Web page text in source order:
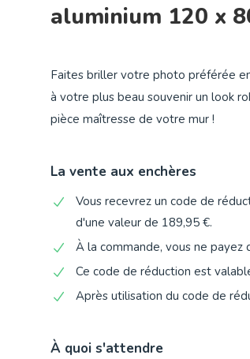
aluminium 120 x
Faites briller votre photo préférée
à votre plus beau souvenir un look
pièce maîtresse de votre mur !
La vente aux enchères
Vous recevrez un code de
d'une valeur de 189,95 €.
À la commande, vous ne payez
Ce code de réduction est
Après utilisation du code de
À quoi s'attendre